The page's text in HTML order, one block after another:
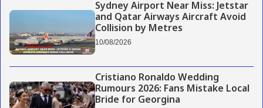
Sydney Airport Near Miss: Jetstar
and Qatar Airways Aircraft Avoid
Collision by Metres
10/08/2026
Cristiano Ronaldo Wedding
Rumours 2026: Fans Mistake Local
Bride for Georgina